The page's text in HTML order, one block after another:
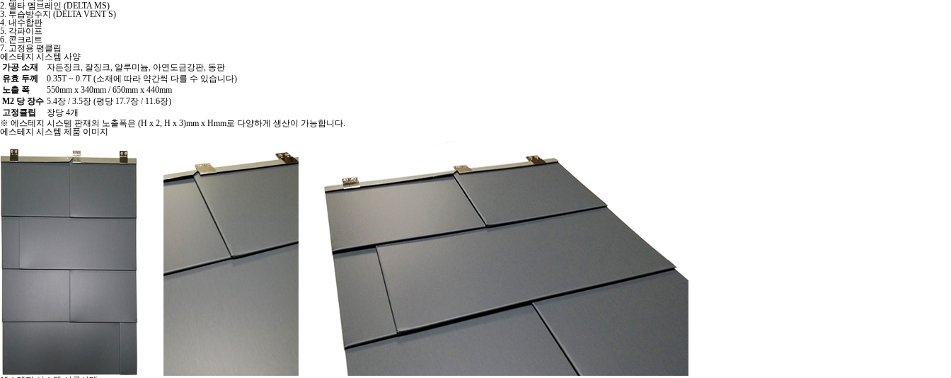
2. 델타 멤브레인 (DELTA MS)
3. 투습방수지 (DELTA VENT S)
4. 내수합판
5. 각파이프
6. 콘크리트
7. 고정용 평클립
에스테지 시스템 사양
가공 소재
자든징크, 잘징크, 알루미늄, 아연도금강판, 동판
유효 두께
0.35T ~ 0.7T (소재에 따라 약간씩 다를 수 있습니다)
노출 폭
550mm x 340mm / 650mm x 440mm
M2 당 장수 5.4장 / 3.5장 (평당 17.7장 / 11.6장)
고정클립
장당 4개
※ 에스테지 시스템 판재의 노출폭은 (H x 2, H x 3)mm x Hmm로 다양하게 생산이 가능합니다.
에스테지 시스템 제품 이미지